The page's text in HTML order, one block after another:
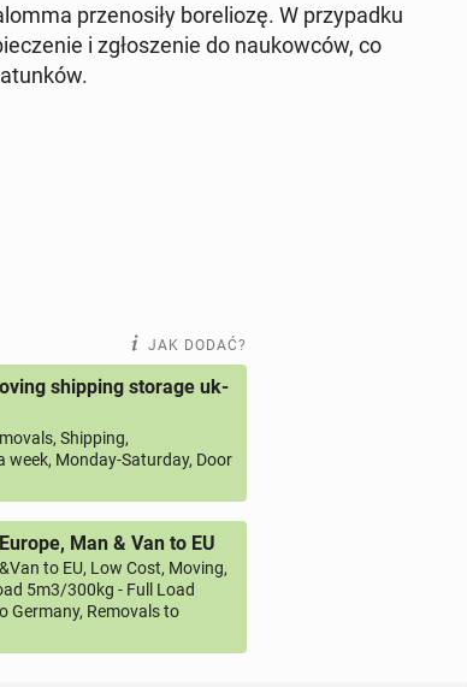
prze­no­si­ły bo­re­lio­zę. W przy­pad­ku
i zgło­sze­nie do na­ukow­ców, co
JAK DODAĆ?
shipping storage uk-
Shipping,
week, Monday-Saturday, Door
Man & Van to EU
to EU, Low Cost, Moving,
5m3/300kg - Full Load
Germany, Removals to